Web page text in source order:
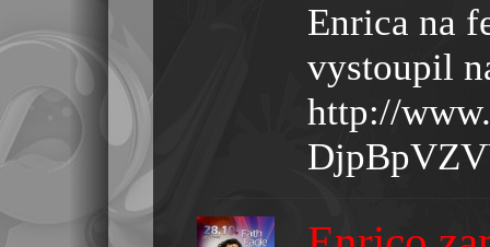
Enrica na
vystoupil
http://